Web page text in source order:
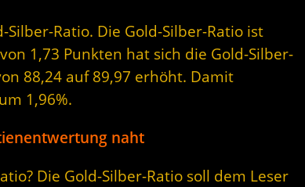
Ratio. Die Gold-Silber-Ratio ist
1,73 Punkten hat sich die Gold-Silber-
88,24 auf 89,97 erhöht. Damit
1,96%.
naht
Die Gold-Silber-Ratio soll dem Leser